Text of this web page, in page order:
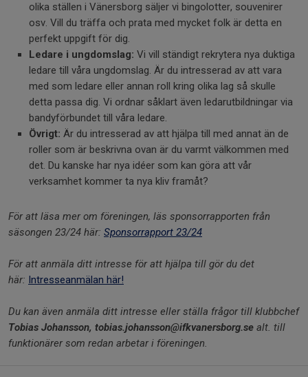
olika ställen i Vänersborg säljer vi bingolotter, souvenirer
osv. Vill du träffa och prata med mycket folk är detta en
perfekt uppgift för dig.
Ledare i ungdomslag: Vi vill ständigt rekrytera nya duktiga
ledare till våra ungdomslag. Är du intresserad av att vara
med som ledare eller annan roll kring olika lag så skulle
detta passa dig. Vi ordnar såklart även ledarutbildningar via
bandyförbundet till våra ledare.
Övrigt: Är du intresserad av att hjälpa till med annat än de
roller som är beskrivna ovan är du varmt välkommen med
det. Du kanske har nya idéer som kan göra att vår
verksamhet kommer ta nya kliv framåt?
För att läsa mer om föreningen, läs sponsorrapporten från
säsongen 23/24 här: Sponsorrapport 23/24
För att anmäla ditt intresse för att hjälpa till gör du det
här: Intresseanmälan här!
Du kan även anmäla ditt intresse eller ställa frågor till klubbchef
Tobias Johansson, tobias.johansson@ifkvanersborg.se alt. till
funktionärer som redan arbetar i föreningen.